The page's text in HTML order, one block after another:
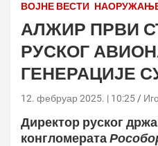
ВОЈНЕ ВЕСТИ
АЛЖИР ПРВИ
РУСКОГ
ГЕНЕРАЦИЈЕ
12. фебруар 2025. | 10:25
Директор руског
конгломерата